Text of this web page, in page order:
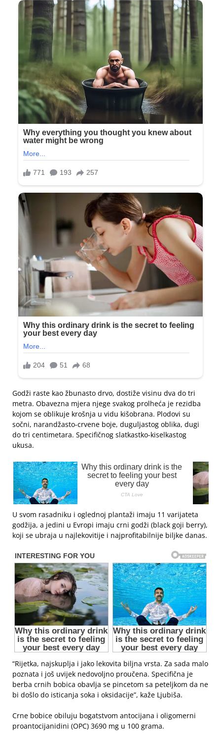
Godži raste kao žbunasto drvo, dostiže visinu dva do tri
metra. Obavezna mjera njege svakog prolheća je rezidba
kojom se oblikuje krošnja u vidu kišobrana. Plodovi su
sočni, narandžasto-crvene boje, duguljastog oblika, dugi
do tri centimetara. Specifičnog slatkastko-kiselkastog
ukusa.
U svom rasadniku i oglednoj plantaži imaju 11 varijateta
godžija, a jedini u Evropi imaju crni godži (black goji berry),
koji se ubraja u najlekovitije i najprofitabilnije biljke danas.
“Rijetka, najskuplja i jako lekovita biljna vrsta. Za sada malo
poznata i još uvijek nedovoljno proučena. Specifična je
berba crnih bobica obavlja se pincetom sa peteljkom da ne
bi došlo do isticanja soka i oksidacije”, kaže Ljubiša.
Crne bobice obiluju bogatstvom antocijana i oligomerni
proantocijanidini (OPC) 3690 mg u 100 grama.